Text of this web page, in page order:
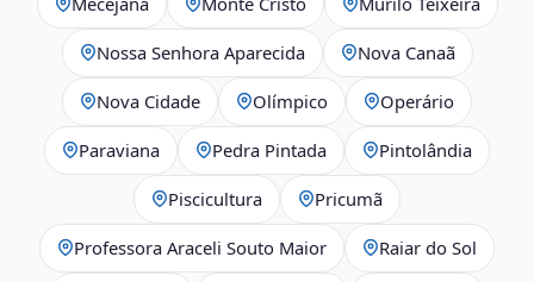
Nossa Senhora Aparecida Nova Canaã
Nova Cidade Olímpico Operário
Paraviana Pedra Pintada Pintolândia
Piscicultura Pricumã
Professora Araceli Souto Maior Raiar do Sol